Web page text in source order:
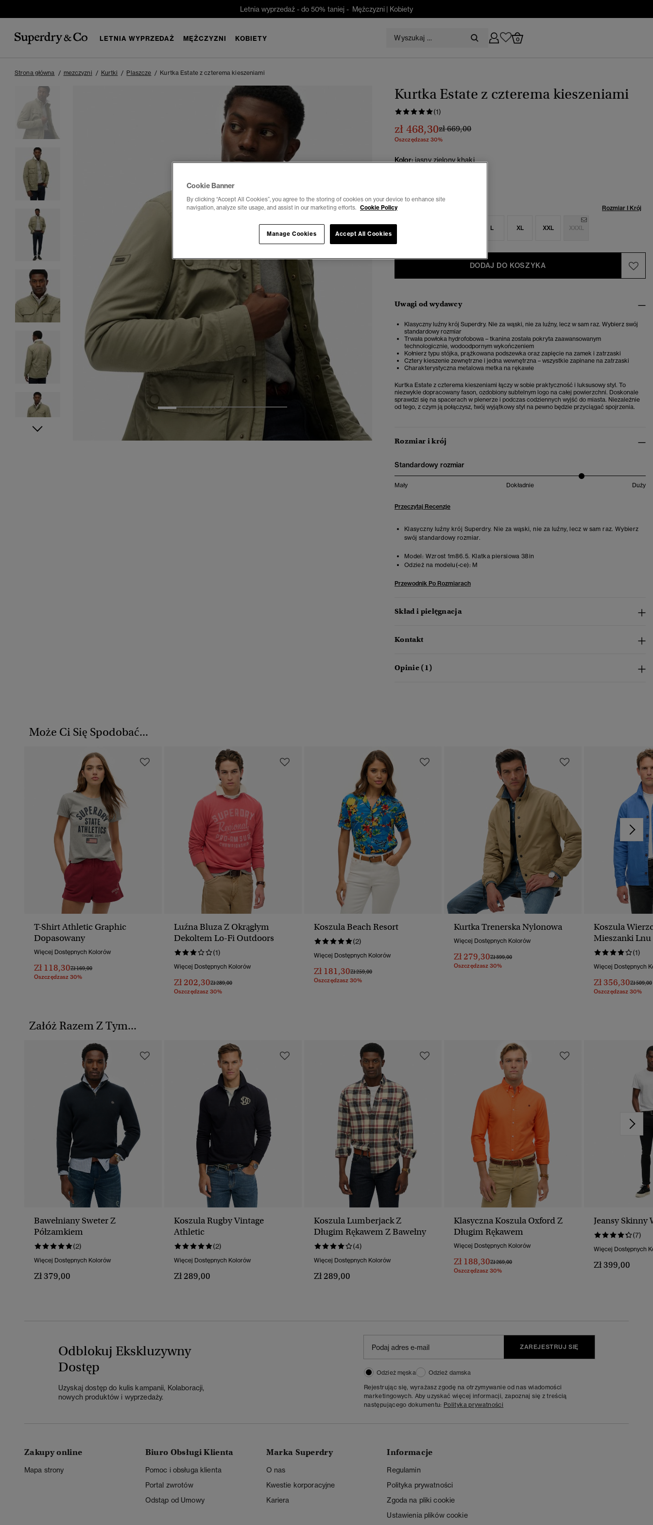
Letnia wyprzedaż - do 50% taniej - Mężczyzni | Kobiety
LETNIA WYPRZEDAŻ MĘŻCZYZNI KOBIETY 0
Strona główna mezczyzni Kurtki Plaszcze Kurtka Estate z czterema kieszeniami
1 2 3 4
Kurtka Estate z czterema kieszeniami
(1)
zł 468,30Cena obniżona od
zł 669,00do
Oszczędzasz 30%
Kolor:jasny zielony khaki
Wybierz Rozmiar: Rozmiar I Krój
L XL XXL XXXL
DODAJ DO KOSZYKA
Uwagi od wydawcy
Klasyczny luźny krój Superdry. Nie za wąski, nie za luźny, lecz w sam raz. Wybierz swój
standardowy rozmiar
Trwała powłoka hydrofobowa – tkanina została pokryta zaawansowanym
technologicznie, wodoodpornym wykończeniem
Kołnierz typu stójka, prążkowana podszewka oraz zapięcie na zamek i zatrzaski
Cztery kieszenie zewnętrzne i jedna wewnętrzna – wszystkie zapinane na zatrzaski
Charakterystyczna metalowa metka na rękawie
Kurtka Estate z czterema kieszeniami łączy w sobie praktyczność i luksusowy styl. To
niezwykle dopracowany fason, ozdobiony subtelnym logo na całej powierzchni. Doskonale
sprawdzi się na spacerach w plenerze i podczas codziennych wyjść do miasta. Niezależnie
od tego, z czym ją połączysz, twój wyjątkowy styl na pewno będzie przyciągać spojrzenia.
Rozmiar i krój
Standardowy rozmiar
Mały Dokładnie Duży
Przeczytaj Recenzje
Klasyczny luźny krój Superdry. Nie za wąski, nie za luźny, lecz w sam raz. Wybierz
swój standardowy rozmiar.
Model: Wzrost 1m86.5. Klatka piersiowa 38in
Odzież na modelu(-ce): M
Przewodnik Po Rozmiarach
Skład i pielęgnacja
Kontakt
Opinie (1)
Może Ci Się Spodobać...
T-Shirt Athletic Graphic
Dopasowany
Więcej Dostępnych Kolorów
Zł 118,30Cena Obniżona Od
Zł 169,00Do
Oszczędzasz 30%
Luźna Bluza Z Okrągłym
Dekoltem Lo-Fi Outdoors
(1)
Więcej Dostępnych Kolorów
Zł 202,30Cena Obniżona Od
Zł 289,00Do
Oszczędzasz 30%
Koszula Beach Resort
(2)
Więcej Dostępnych Kolorów
Zł 181,30Cena Obniżona Od
Zł 259,00Do
Oszczędzasz 30%
Kurtka Trenerska Nylonowa
Więcej Dostępnych Kolorów
Zł 279,30Cena Obniżona Od
Zł 399,00Do
Oszczędzasz 30%
Koszula
Mieszanki
Merchant (1)
Więcej Dostępnych
Zł 356,30Cena
Zł 509,00
Oszczędzasz 30%
Załóż Razem Z Tym...
Bawełniany Sweter Z
Półzamkiem
(2)
Więcej Dostępnych Kolorów
Zł 379,00
Koszula Rugby Vintage
Athletic
(2)
Więcej Dostępnych Kolorów
Zł 289,00
Koszula Lumberjack Z
Długim Rękawem Z Bawełny
(4)
Więcej Dostępnych Kolorów
Zł 289,00
Klasyczna Koszula Oxford Z
Długim Rękawem
Więcej Dostępnych Kolorów
Zł 188,30Cena Obniżona Od
Zł 269,00Do
Oszczędzasz 30%
Jeansy Skinny
(7)
Więcej Dostępnych
Zł 399,00
Odblokuj Ekskluzywny
Dostęp
Uzyskaj dostęp do kulis kampanii, Kolaboracji,
nowych produktów i wyprzedaży.
ZAREJESTRUJ SIĘ
Odzież męska
Odzież damska
Rejestrując się, wyrażasz zgodę na otrzymywanie od nas wiadomości
marketingowych. Aby uzyskać więcej informacji, zapoznaj się z treścią
następującego dokumentu: Polityka prywatności
Zakupy online
Mapa strony
Biuro Obsługi Klienta
Pomoc i obsługa klienta
Portal zwrotów
Odstąp od Umowy
Marka Superdry
O nas
Kwestie korporacyjne
Kariera
Informacje
Regulamin
Polityka prywatności
Zgoda na pliki cookie
Ustawienia plików cookie
Cookie Banner
By clicking “Accept All Cookies”, you agree to the storing of cookies on your device to enhance site
navigation, analyze site usage, and assist in our marketing efforts. Cookie Policy
Accept All Cookies
Manage Cookies